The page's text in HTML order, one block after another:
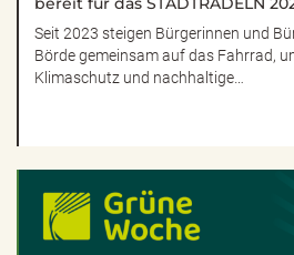
Seit 2023 steigen Bürgerinnen und
Börde gemeinsam auf das Fahrrad,
Klimaschutz und nachhaltige…